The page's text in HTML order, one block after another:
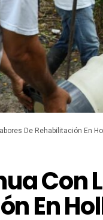
De Rehabilitación En
Con
En